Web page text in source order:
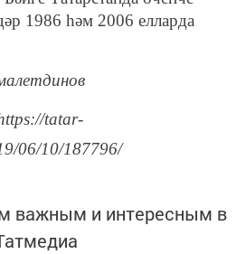
1986 һәм 2006 елларда
tatar-
06/10/187796/
важным и интересным в